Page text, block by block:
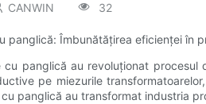
CANWIN 32
panglică: Îmbunătățirea eficienței în
cu panglică au revoluționat
pe miezurile
panglică au transformat industria